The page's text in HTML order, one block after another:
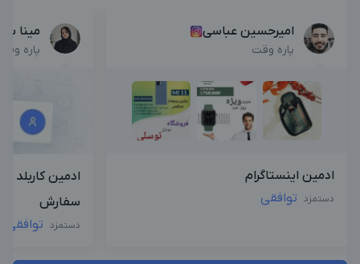
امیرحسین عباسی
پاره وقت
ادمین اینستاگرام
دستمزد توافقی
مینا
پاره
ادمین کاربلد
سفارش
دستمزد توافقی